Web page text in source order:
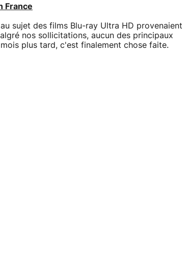
France
sujet des films Blu-ray Ultra HD provenaient
nos sollicitations, aucun des principaux
plus tard, c'est finalement chose faite.